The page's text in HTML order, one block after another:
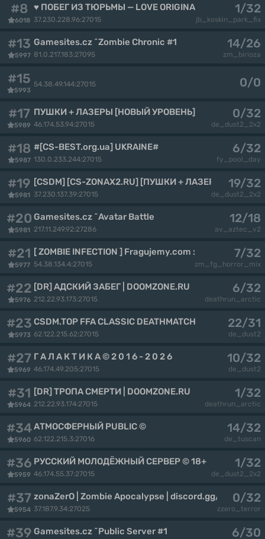
#8
6018
♥ ПОБЕГ ИЗ ТЮРЬМЫ — LOVE ORIGINAL JAILBREAK
37.230.228.96:27015
1/32
jb_koskin_park_fix
#13
5997
Gamesites.cz ^Zombie Chronic #1
81.0.217.183:27095
14/26
zm_birioza
#15
5993
54.38.49.144:27015 0/0
#17
5989
ПУШКИ + ЛАЗЕРЫ [НОВЫЙ УРОВЕНЬ]
46.174.53.94:27015
0/32
de_dust2_2x2
#18
5987
#[CS-BEST.org.ua] UKRAINE#
130.0.233.244:27015
6/32
fy_pool_day
#19
5981
[CSDM] [CS-ZONAX2.RU] [ПУШКИ + ЛАЗЕРЫ]
37.230.137.39:27015
19/32
de_dust2_2x2
#20
5981
Gamesites.cz ^Avatar Battle
217.11.249.92:27286
12/18
av_aztec_v2
#21
5977
[ ZOMBIE INFECTION ] Fragujemy.com :: [SKINY|FREE
54.38.134.4:27015
7/32
zm_fg_horror_mix
#22
5976
[DR] АДСКИЙ ЗАБЕГ | DOOMZONE.RU
212.22.93.173:27015
6/32
deathrun_arctic
#23
5973
CSDM.TOP FFA CLASSIC DEATHMATCH
62.122.215.62:27015
22/31
de_dust2
#27
5969
Г А Л А К Т И К А © 2 0 1 6 - 2 0 2 6
46.174.49.205:27015
10/32
de_dust2
#31
5964
[DR] ТРОПА СМЕРТИ | DOOMZONE.RU
212.22.93.174:27015
1/32
deathrun_arctic
#34
5960
АТМОСФЕРНЫЙ PUBLIC ©
62.122.215.3:27016
14/32
de_tuscan
#36
5959
РУССКИЙ МОЛОДЁЖНЫЙ СЕРВЕР © 18+
46.174.55.37:27015
1/32
de_dust2_2x2
#37
5954
zonaZerO | Zombie Apocalypse | discord.gg/YjZjbnw
37.187.9.34:27025
0/32
zzero_terror
#39 Gamesites.cz ^Public Server #1 6/30